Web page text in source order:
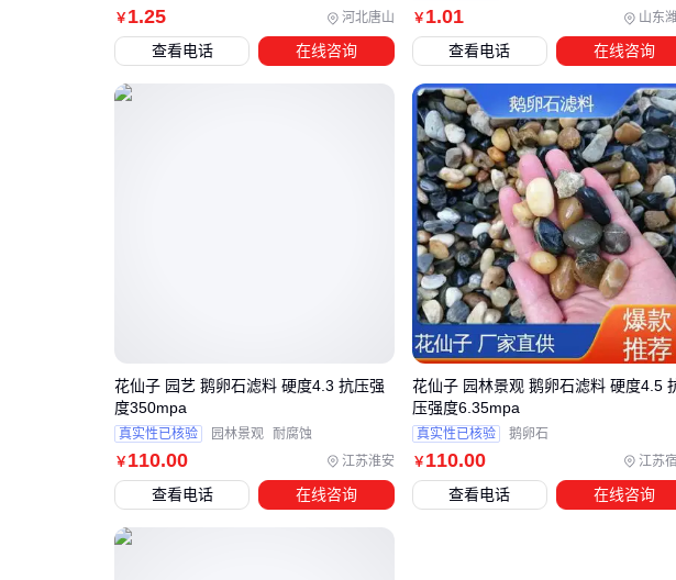
不过要注意，大面积
可以考虑通体大理石
仍能保持图案连贯性
三、不同装修场景
根据使用场景的差异
墙面装饰：优先考
600×1200mm以上
地面铺装：需要关
15MPa以上的产品
台面制作：应注意
对于需要特殊图案的
效果；而预算有限时
￥ 1.25 河北唐山
查看电话 在线咨询
￥ 1.01 山东
查看电话 在线咨询
￥ 110.00 江苏淮安
花仙子 园艺 鹅卵石滤料 硬度4.3 抗压强
度350mpa
真实性已核验 园林景观 耐腐蚀
查看电话 在线咨询
￥ 110.00 江苏
花仙子 园林景观 鹅卵石滤料 硬度4.5
压强度6.35mpa
真实性已核验 鹅卵石
查看电话 在线咨询